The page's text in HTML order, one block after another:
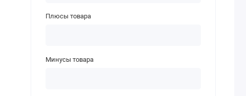
Плюсы товара
Минусы товара